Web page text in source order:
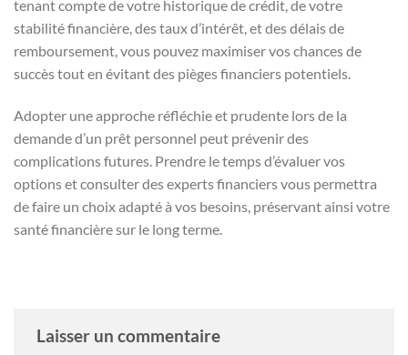
tenant compte de votre historique de crédit, de votre
stabilité financière, des taux d’intérêt, et des délais de
remboursement, vous pouvez maximiser vos chances de
succès tout en évitant des pièges financiers potentiels.
Adopter une approche réfléchie et prudente lors de la
demande d’un prêt personnel peut prévenir des
complications futures. Prendre le temps d’évaluer vos
options et consulter des experts financiers vous permettra
de faire un choix adapté à vos besoins, préservant ainsi votre
santé financière sur le long terme.
Laisser un commentaire